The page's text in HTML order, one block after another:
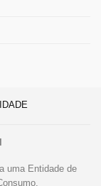
uma Entidade de